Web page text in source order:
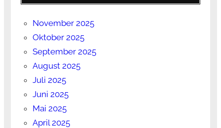
November 2025
Oktober 2025
September 2025
August 2025
Juli 2025
Juni 2025
Mai 2025
April 2025